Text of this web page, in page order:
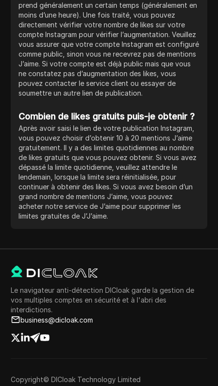
prend généralement un certain temps (généralement en
moins d’une heure). Une fois traité, vous pouvez
directement vérifier votre nombre de likes sur votre
compte Instagram pour vérifier l’augmentation. Veuillez
vous assurer que votre compte Instagram est configuré
comme public, sinon vous ne recevrez pas de mentions
J’aime. Si votre compte est déjà public mais que vous
ne constatez pas d’augmentation des likes, vous
pouvez contacter le service client ou essayer de
soumettre un autre lien de publication.
Combien de likes gratuits puis-je obtenir ?
Après avoir saisi le lien de votre publication Instagram,
vous pouvez choisir d’obtenir 10 à 20 mentions J’aime
gratuitement. Il y a des limites quotidiennes au nombre
de likes gratuits que vous pouvez obtenir. Si vous avez
dépassé la limite quotidienne, veuillez attendre le
lendemain, lorsque la limite sera réinitialisée, pour
continuer à obtenir des likes. Si vous avez besoin d’un
grand nombre de mentions J’aime, vous pouvez
acheter notre service de J’aime pour supprimer les
limites gratuites de J’J’aime.
Le navigateur anti-détection DICloak garde la gestion de
vos multiples comptes en sécurité et à l'abri des
interdictions.
business@dicloak.com
Copyright© DICloak Technology Limited